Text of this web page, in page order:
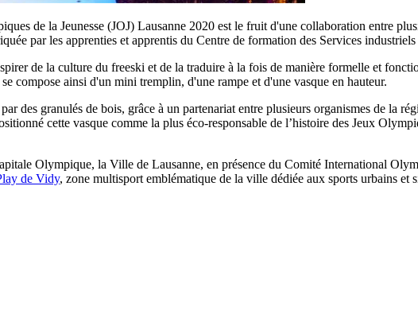
de la Jeunesse (JOJ) Lausanne 2020 est le fruit d'une collaboration entre
par les apprenties et apprentis du Centre de formation des Services
de la culture du freeski et de la traduire à la fois de manière formelle et
compose ainsi d'un mini tremplin, d'une rampe et d'une vasque en hauteur.
des granulés de bois, grâce à un partenariat entre plusieurs organismes de la
cette vasque comme la plus éco-responsable de l’histoire des Jeux
Olympique, la Ville de Lausanne, en présence du Comité International
de Vidy, zone multisport emblématique de la ville dédiée aux sports urbains et